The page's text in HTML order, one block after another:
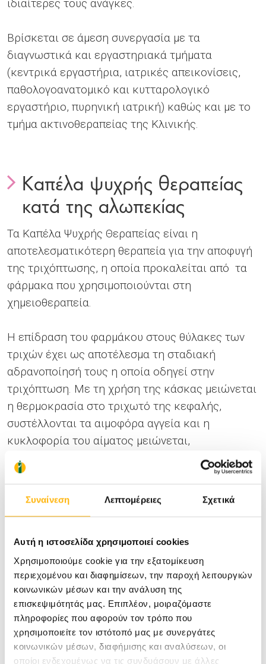
Συναίνεση Λεπτομέρειες Σχετικά
Αυτή η ιστοσελίδα χρησιμοποιεί cookies
Χρησιμοποιούμε cookie για την εξατομίκευση
περιεχομένου και διαφημίσεων, την παροχή λειτουργιών
κοινωνικών μέσων και την ανάλυση της
επισκεψιμότητάς μας. Επιπλέον, μοιραζόμαστε
πληροφορίες που αφορούν τον τρόπο που
χρησιμοποιείτε τον ιστότοπό μας με συνεργάτες
κοινωνικών μέσων, διαφήμισης και αναλύσεων, οι
οποίοι ενδεχομένως να τις συνδυάσουν με άλλες
ιδιαίτερες τους ανάγκες.
Βρίσκεται σε άμεση συνεργασία με τα
διαγνωστικά και εργαστηριακά τμήματα
(κεντρικά εργαστήρια, ιατρικές απεικονίσεις,
παθολογοανατομικό και κυτταρολογικό
εργαστήριο, πυρηνική ιατρική) καθώς και με το
τμήμα ακτινοθεραπείας της Κλινικής.
Καπέλα ψυχρής θεραπείας
κατά της αλωπεκίας
Τα Καπέλα Ψυχρής Θεραπείας είναι η
αποτελεσματικότερη θεραπεία για την αποφυγή
της τριχόπτωσης, η οποία προκαλείται από τα
φάρμακα που χρησιμοποιούνται στη
χημειοθεραπεία.
Η επίδραση του φαρμάκου στους θύλακες των
τριχών έχει ως αποτέλεσμα τη σταδιακή
αδρανοποίησή τους η οποία οδηγεί στην
τριχόπτωση. Με τη χρήση της κάσκας μειώνεται
η θερμοκρασία στο τριχωτό της κεφαλής,
συστέλλονται τα αιμοφόρα αγγεία και η
κυκλοφορία του αίματος μειώνεται,
επιτρέποντας σε πολύ μικρή ποσότητα του
φαρμάκου να περάσει στους θύλακες των τριχών
παρενέργεια της αντικαρκινικής θεραπείας,
αλλά και της ακτινοθεραπείας της κεφαλής, η
οποία δημιουργεί σημαντικό ψυχολογικό
πρόβλημα στον ασθενή. Με τη χρήση των
καπέλων ψυχρής θεραπείας μπορούν να
αποφευχθούν οι αλλαγές στην εξωτερική
εμφάνιση του ασθενούς, χωρίς να είναι ορατά τα